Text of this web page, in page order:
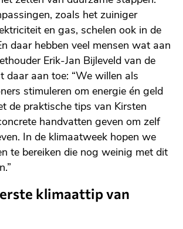
zoals het zuiniger
en gas, schelen ook in de
daar hebben veel mensen wat aan
Erik-Jan Bijleveld van de
daar aan toe: “We willen als
stimuleren om energie én geld
de praktische tips van Kirsten
handvatten geven om zelf
In de klimaatweek hopen we
te bereiken die nog weinig met dit
klimaattip van